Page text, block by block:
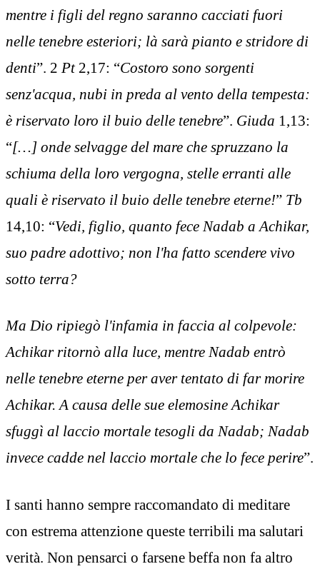
mentre i figli del regno saranno cacciati fuori
nelle tenebre esteriori; là sarà pianto e stridore di
denti”. 2 Pt2,17: “Costoro sono sorgenti
senz'acqua, nubi in preda al vento della tempesta:
è riservato loro il buio delle tenebre”. Giuda 1,13:
“[…] onde selvagge del mare che spruzzano la
schiuma della loro vergogna, stelle erranti alle
quali è riservato il buio delle tenebre eterne!” Tb
14,10: “Vedi, figlio, quanto fece Nadab a Achikar,
suo padre adottivo; non l'ha fatto scendere vivo
sotto terra?
Ma Dio ripiegò l'infamia in faccia al colpevole:
Achikar ritornò alla luce, mentre Nadab entrò
nelle tenebre eterne per aver tentato di far morire
Achikar. A causa delle sue elemosine Achikar
sfuggì al laccio mortale tesogli da Nadab; Nadab
invece cadde nel laccio mortale che lo fece perire”.
I santi hanno sempre raccomandato di meditare
con estrema attenzione queste terribili ma salutari
verità. Non pensarci o farsene beffa non fa altro